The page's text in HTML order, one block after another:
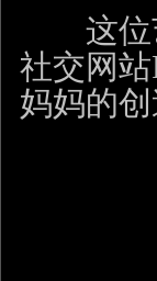
这位艺
社交网
妈妈的创